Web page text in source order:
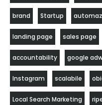
brand Startup
landing page sales page
accountability google
Instagram scalabile
Local Search Marketing